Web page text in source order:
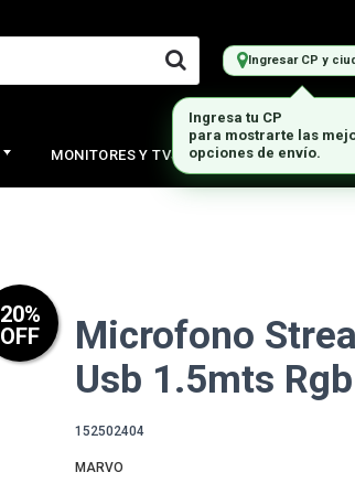
Ingresar CP y
MONITORES Y TVS PERIFERICOS
Microfono
Usb 1.5mts Rgb
152502404
MARVO
20%
OFF
Ingresa tu CP
para mostrarte las
opciones de envío.